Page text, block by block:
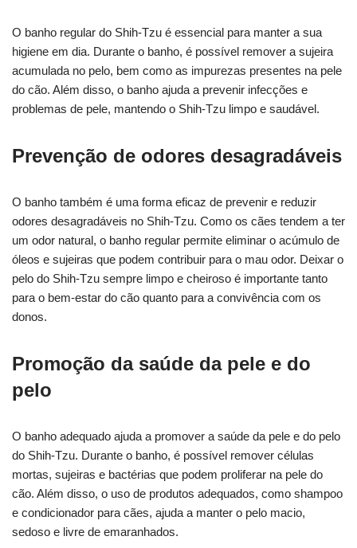
O banho regular do Shih-Tzu é essencial para manter a sua
higiene em dia. Durante o banho, é possível remover a sujeira
acumulada no pelo, bem como as impurezas presentes na pele
do cão. Além disso, o banho ajuda a prevenir infecções e
problemas de pele, mantendo o Shih-Tzu limpo e saudável.
Prevenção de odores desagradáveis
O banho também é uma forma eficaz de prevenir e reduzir
odores desagradáveis no Shih-Tzu. Como os cães tendem a ter
um odor natural, o banho regular permite eliminar o acúmulo de
óleos e sujeiras que podem contribuir para o mau odor. Deixar o
pelo do Shih-Tzu sempre limpo e cheiroso é importante tanto
para o bem-estar do cão quanto para a convivência com os
donos.
Promoção da saúde da pele e do
pelo
O banho adequado ajuda a promover a saúde da pele e do pelo
do Shih-Tzu. Durante o banho, é possível remover células
mortas, sujeiras e bactérias que podem proliferar na pele do
cão. Além disso, o uso de produtos adequados, como shampoo
e condicionador para cães, ajuda a manter o pelo macio,
sedoso e livre de emaranhados.